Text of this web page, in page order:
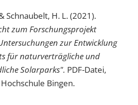
Schnaubelt, H. L. (2021).
zum Forschungsprojekt
zur Entwicklung
für naturverträgliche und
Solarparks". PDF-Datei,
Bingen.